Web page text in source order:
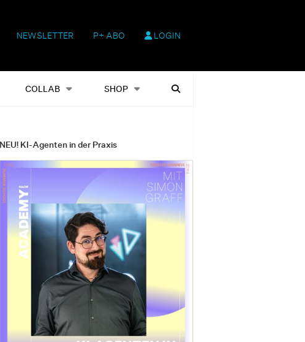
NEWSLETTER P+ ABO LOGIN
COLLAB SHOP
Shop Heftausgaben Suchen
NEU! KI-Agenten in der Praxis